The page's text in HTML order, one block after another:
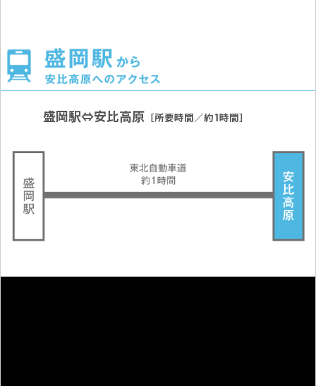
盛岡駅⇔安比高原 ［所要時間／約1時間］